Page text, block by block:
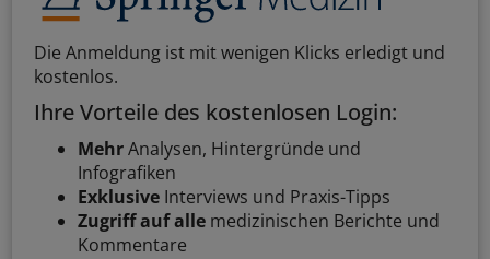
Die Anmeldung ist mit wenigen Klicks erledigt und
kostenlos.
Ihre Vorteile des kostenlosen Login:
MehrAnalysen, Hintergründe und
Infografiken
Exklusive Interviews und Praxis-Tipps
Zugriff auf alle medizinischen Berichte und
Kommentare